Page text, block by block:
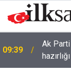
09:27